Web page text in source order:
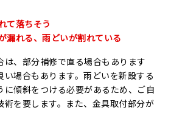
て落ちそう
漏れる、雨どいが割れている
は、部分補修で直る場合もあります
い場合もあります。雨どいを新設する
に傾斜をつける必要があるため、ご自
術を要します。また、金具取付部分が